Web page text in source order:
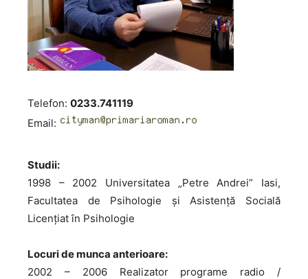
Telefon: 0233.741119
Email:
Studii:
1998 – 2002 Universitatea „Petre Andrei” Iasi,
Facultatea de Psihologie și Asistență Socială
Licențiat în Psihologie
Locuri de munca anterioare:
2002 – 2006 Realizator programe radio /